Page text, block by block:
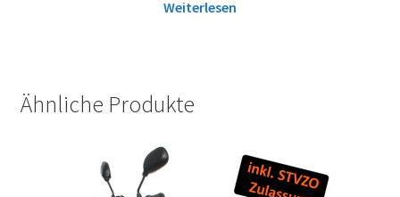
Weiterlesen
Ähnliche Produkte